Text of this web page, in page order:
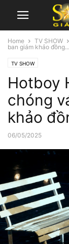
Home TV SHOW
ban giám khảo đồng...
TV SHOW
Hotboy
chóng
khảo
06/05/2025